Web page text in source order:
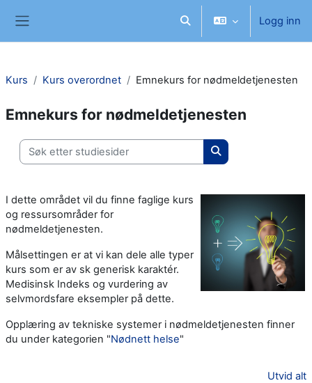
Veksle inndata for søk
Logg inn
Kurs Kurs overordnet Emnekurs for nødmeldetjenesten
Emnekurs for nødmeldetjenesten
Søk etter studiesider
Søk etter
I dette området vil du finne faglige kurs
og ressursområder for
nødmeldetjenesten.
Målsettingen er at vi kan dele alle typer
kurs som er av sk generisk karaktér.
Medisinsk Indeks og vurdering av
selvmordsfare eksempler på dette.
Opplæring av tekniske systemer i nødmeldetjenesten finner
du under kategorien "Nødnett helse"
Utvid alt